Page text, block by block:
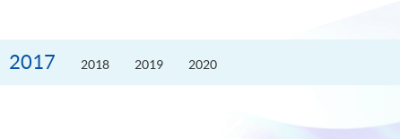
2017 2018 2019 2020